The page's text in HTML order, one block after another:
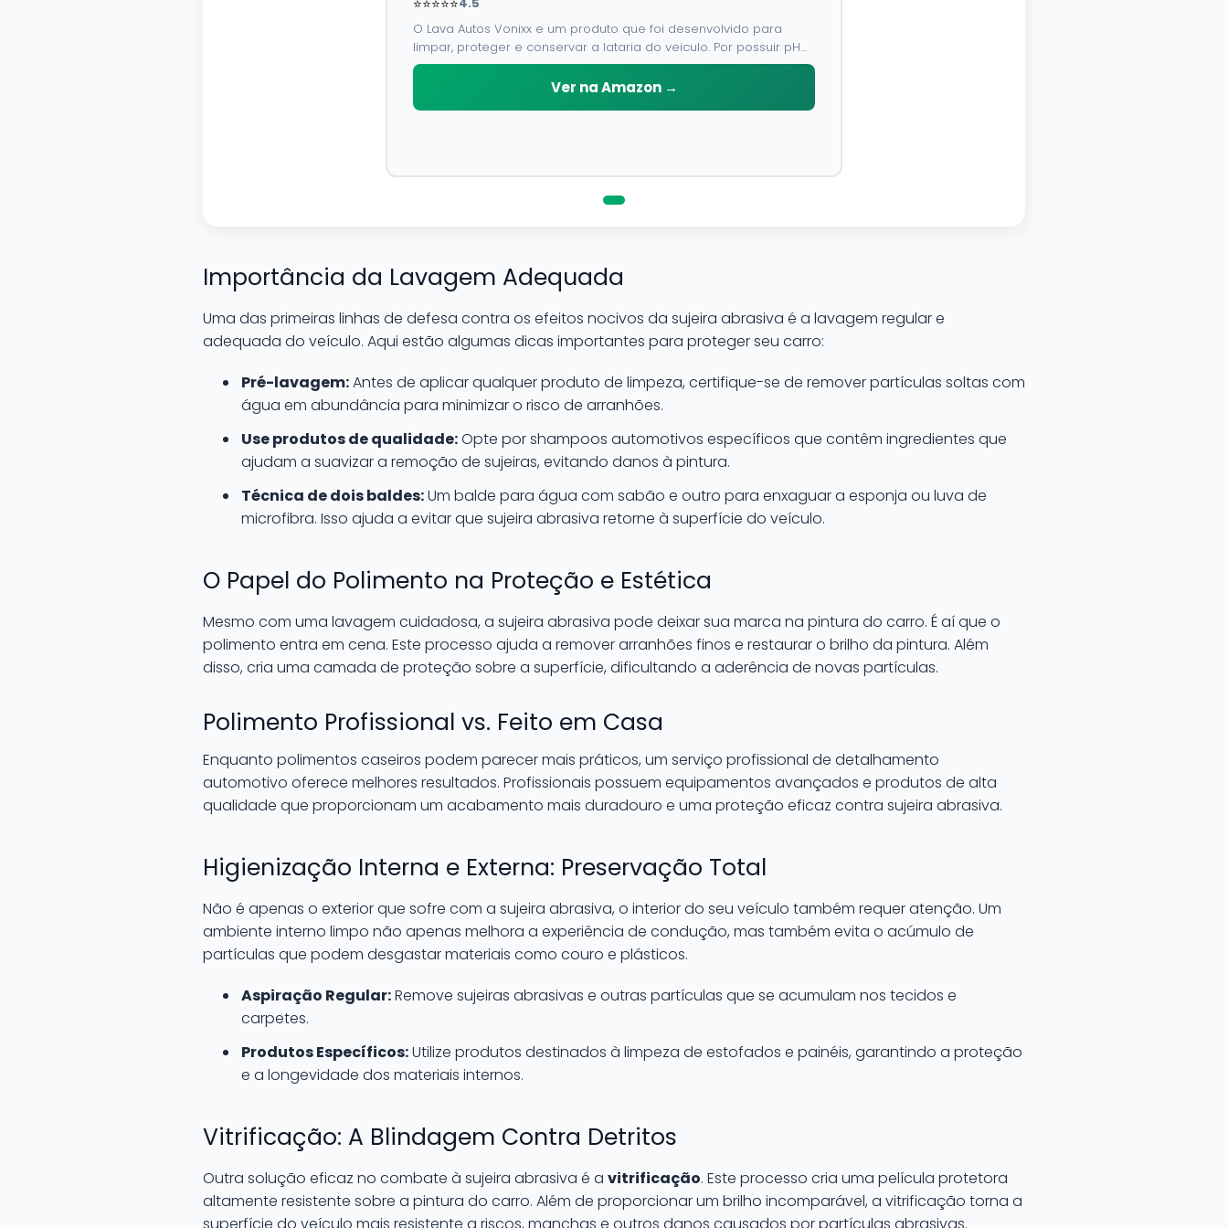
⭐⭐⭐⭐⭐
O Lava Autos Vonixx e um produto que foi desenvolvido para
limpar, proteger e conservar a lataria do veiculo. Por possuir pH
neutro, pode ser aplicado em qualquer superficie sem correr o
Ver na Amazon →
Importância da Lavagem Adequada
Uma das primeiras linhas de defesa contra os efeitos nocivos da sujeira abrasiva é a lavagem regular e
adequada do veículo. Aqui estão algumas dicas importantes para proteger seu carro:
Pré-lavagem:Antes de aplicar qualquer produto de limpeza, certifique-se de remover partículas soltas com
água em abundância para minimizar o risco de arranhões.
Use produtos de qualidade:Opte por shampoos automotivos específicos que contêm ingredientes que
ajudam a suavizar a remoção de sujeiras, evitando danos à pintura.
Técnica de dois baldes:Um balde para água com sabão e outro para enxaguar a esponja ou luva de
microfibra. Isso ajuda a evitar que sujeira abrasiva retorne à superfície do veículo.
O Papel do Polimento na Proteção e Estética
Mesmo com uma lavagem cuidadosa, a sujeira abrasiva pode deixar sua marca na pintura do carro. É aí que o
polimento entra em cena. Este processo ajuda a remover arranhões finos e restaurar o brilho da pintura. Além
disso, cria uma camada de proteção sobre a superfície, dificultando a aderência de novas partículas.
Polimento Profissional vs. Feito em Casa
Enquanto polimentos caseiros podem parecer mais práticos, um serviço profissional de detalhamento
automotivo oferece melhores resultados. Profissionais possuem equipamentos avançados e produtos de alta
qualidade que proporcionam um acabamento mais duradouro e uma proteção eficaz contra sujeira abrasiva.
Higienização Interna e Externa: Preservação Total
Não é apenas o exterior que sofre com a sujeira abrasiva, o interior do seu veículo também requer atenção. Um
ambiente interno limpo não apenas melhora a experiência de condução, mas também evita o acúmulo de
partículas que podem desgastar materiais como couro e plásticos.
Aspiração Regular:Remove sujeiras abrasivas e outras partículas que se acumulam nos tecidos e
carpetes.
Produtos Específicos:Utilize produtos destinados à limpeza de estofados e painéis, garantindo a proteção
e a longevidade dos materiais internos.
Vitrificação: A Blindagem Contra Detritos
Outra solução eficaz no combate à sujeira abrasiva é a vitrificação. Este processo cria uma película protetora
altamente resistente sobre a pintura do carro. Além de proporcionar um brilho incomparável, a vitrificação torna a